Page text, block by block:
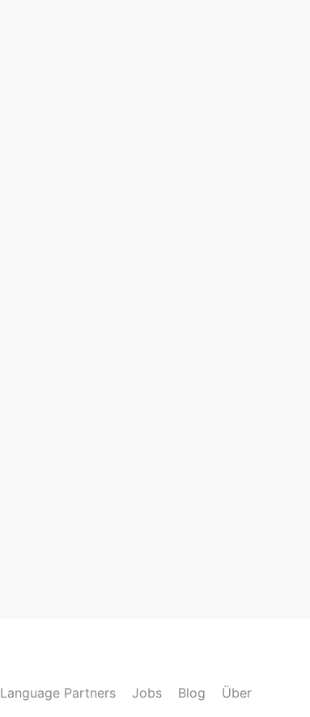
Language Partners Jobs Blog Über